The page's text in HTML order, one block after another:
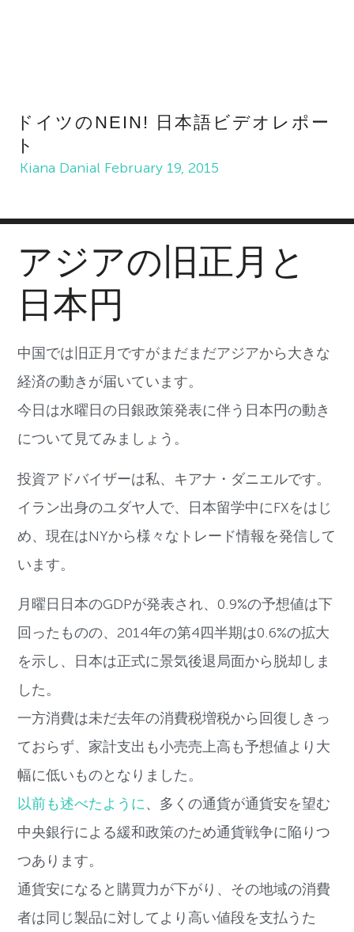
ドイツのNEIN! 日本語ビデオレポー
ト
Kiana Danial February 19, 2015
アジアの旧正月と
日本円
中国では旧正月ですがまだまだアジアから大きな
経済の動きが届いています。
今日は水曜日の日銀政策発表に伴う日本円の動き
について見てみましょう。
投資アドバイザーは私、キアナ・ダニエルです。
イラン出身のユダヤ人で、日本留学中にFXをはじ
め、現在はNYから様々なトレード情報を発信して
います。
月曜日日本のGDPが発表され、0.9%の予想値は下
回ったものの、2014年の第4四半期は0.6%の拡大
を示し、日本は正式に景気後退局面から脱却しま
した。
一方消費は未だ去年の消費税増税から回復しきっ
ておらず、家計支出も小売売上高も予想値より大
幅に低いものとなりました。
以前も述べたように、多くの通貨が通貨安を望む
中央銀行による緩和政策のため通貨戦争に陥りつ
つあります。
通貨安になると購買力が下がり、その地域の消費
者は同じ製品に対してより高い値段を支払うた